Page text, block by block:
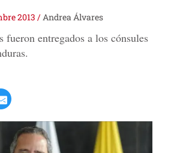
2013 /Andrea Álvares
fueron entregados a los cónsules